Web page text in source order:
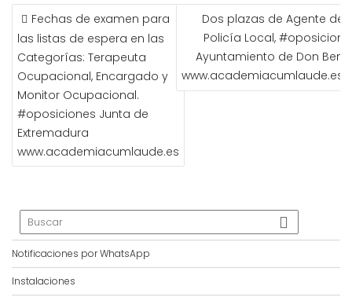
NAVEGACIÓN
DE
ENTRADAS
Fechas de examen para
las listas de espera en las
Categorías: Terapeuta
Ocupacional, Encargado y
Monitor Ocupacional.
#oposiciones Junta de
Extremadura
www.academiacumlaude.es
Dos plazas de Agente de
Policía Local,
Ayuntamiento de Don
www.academiacumlaude.es
Notificaciones por WhatsApp
Instalaciones